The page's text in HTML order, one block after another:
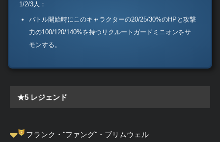
1/2/3人：
バトル開始時にこのキャラクターの20/25/30%のHPと攻撃
力の100/120/140%を持つリクルートガードミニオンをサ
モンする。
★5 レジェンド
フランク・"ファング"・ブリムウェル